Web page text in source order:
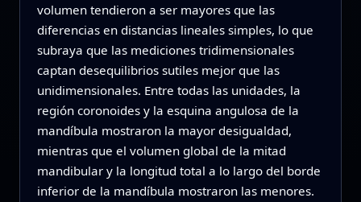
volumen tendieron a ser mayores que las
diferencias en distancias lineales simples, lo que
subraya que las mediciones tridimensionales
captan desequilibrios sutiles mejor que las
unidimensionales. Entre todas las unidades, la
región coronoides y la esquina angulosa de la
mandíbula mostraron la mayor desigualdad,
mientras que el volumen global de la mitad
mandibular y la longitud total a lo largo del borde
inferior de la mandíbula mostraron las menores.